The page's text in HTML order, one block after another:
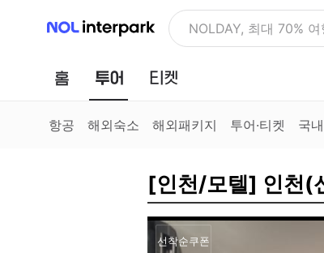
NOL 인터파크 NOLDAY, 최대 70% 여
홈 투어
항공 해외숙소 해외패키지 투어·티켓 국
[인천/모텔] 인천(
선착순쿠폰